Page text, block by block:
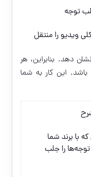
توجه
ویدیو را منتقل
دهد. بنابراین، هر
این کار به شما
با برند شما
را جلب